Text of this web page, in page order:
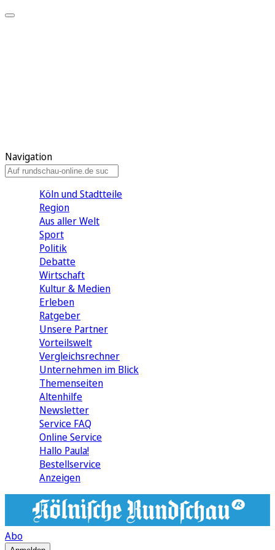
Navigation
Köln und Stadtteile
Region
Aus aller Welt
Sport
Politik
Debatte
Wirtschaft
Kultur & Medien
Erleben
Ratgeber
Unsere Partner
Vorteilswelt
Vergleichsrechner
Unternehmen im Blick
Themenseiten
Altenhilfe
Newsletter
Service FAQ
Online Service
Hallo Paula!
Bestellservice
Anzeigen
Abo